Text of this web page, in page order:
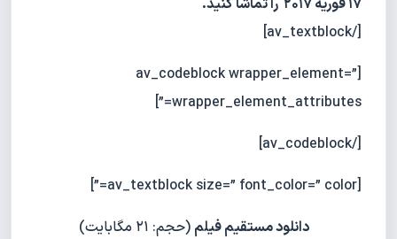
۱۷ فوریه ۲۰۱۷ را تماشا کنید.
[/av_textblock]
[av_codeblock wrapper_element=”
wrapper_element_attributes=”]
[/av_codeblock]
[av_textblock size=” font_color=” color=”]
دانلود مستقیم فیلم (حجم: ۲۱ مگابایت)